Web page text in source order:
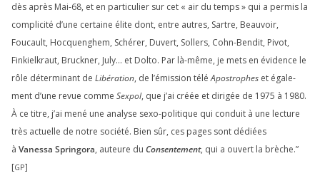
dès après Mai-68, et en par­ti­cu­lier sur cet « air du temps » qui a per­mis la
com­pli­ci­té d’une cer­taine élite dont, entre autres, Sartre, Beauvoir,
Foucault, Hocquenghem, Schérer, Duvert, Sollers, Cohn-Bendit, Pivot,
Finkielkraut, Bruckner, July… et Dolto. Par là-même, je mets en évi­dence le
rôle déter­mi­nant de Libération, de l’émission téléApostrophes et éga­le­
ment d’une revue comme Sexpol, que j’ai créée et diri­gée de 1975 à 1980.
À ce titre, j’ai mené une ana­lyse sexo-poli­tique qui conduit à une lec­ture
très actuelle de notre socié­té. Bien sûr, ces pages sont dédiées
à Vanessa Springora, auteure du Consentement, qui a ouvert la brèche.”
[GP]